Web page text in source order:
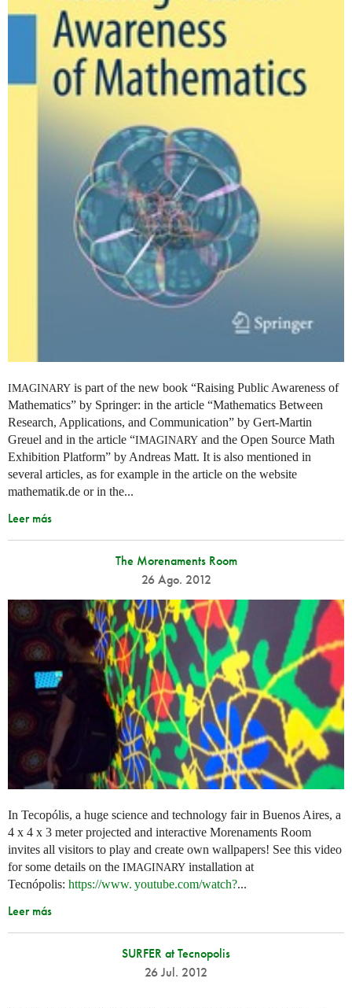
IMAGINARY is part of the new book “Raising Public Awareness of
Mathematics” by Springer: in the article “Mathematics Between
Research, Applications, and Communication” by Gert-Martin
Greuel and in the article “IMAGINARY and the Open Source Math
Exhibition Platform” by Andreas Matt. It is also mentioned in
several articles, as for example in the article on the website
mathematik.de or in the...
Leer más
The Morenaments Room
26 Ago. 2012
In Tecopólis, a huge science and technology fair in Buenos Aires, a
4 x 4 x 3 meter projected and interactive Morenaments Room
invites all visitors to play and create own wallpapers! See this video
for some details on the IMAGINARY installation at
Tecnópolis: https://www. youtube.com/watch?...
Leer más
SURFER at Tecnopolis
26 Jul. 2012